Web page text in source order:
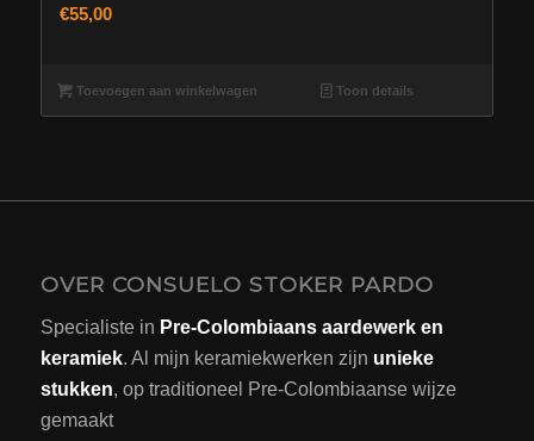
€55,00
Toevoegen aan winkelwagen Toon details
OVER CONSUELO STOKER PARDO
Specialiste in Pre-Colombiaans aardewerk en
keramiek. Al mijn keramiekwerken zijn unieke
stukken, op traditioneel Pre-Colombiaanse wijze
gemaakt